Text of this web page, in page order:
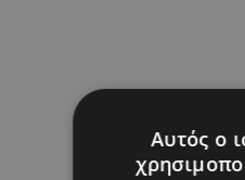
Αυτός ο